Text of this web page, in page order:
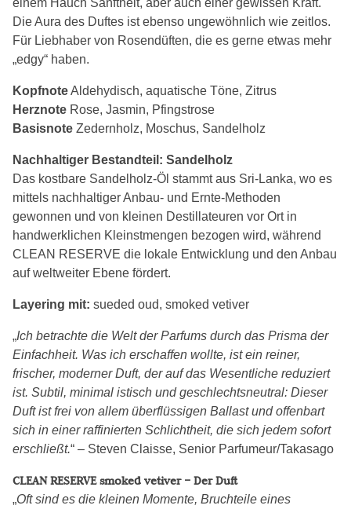
einem Hauch Sanftheit, aber auch einer gewissen Kraft.
Die Aura des Duftes ist ebenso ungewöhnlich wie zeitlos.
Für Liebhaber von Rosendüften, die es gerne etwas mehr
„edgy“ haben.
KopfnoteAldehydisch, aquatische Töne, Zitrus
Herznote Rose, Jasmin, Pfingstrose
Basisnote Zedernholz, Moschus, Sandelholz
Nachhaltiger Bestandteil: Sandelholz
Das kostbare Sandelholz-Öl stammt aus Sri-Lanka, wo es
mittels nachhaltiger Anbau- und Ernte-Methoden
gewonnen und von kleinen Destillateuren vor Ort in
handwerklichen Kleinstmengen bezogen wird, während
CLEAN RESERVE die lokale Entwicklung und den Anbau
auf weltweiter Ebene fördert.
Layering mit: sueded oud, smoked vetiver
„Ich betrachte die Welt der Parfums durch das Prisma der
Einfachheit. Was ich erschaffen wollte, ist ein reiner,
frischer, moderner Duft, der auf das Wesentliche reduziert
ist. Subtil, minimal istisch und geschlechtsneutral: Dieser
Duft ist frei von allem überflüssigen Ballast und offenbart
sich in einer raffinierten Schlichtheit, die sich jedem sofort
erschließt.“ – Steven Claisse, Senior Parfumeur/Takasago
CLEAN RESERVE smoked vetiver – Der Duft
„Oft sind es die kleinen Momente, Bruchteile eines